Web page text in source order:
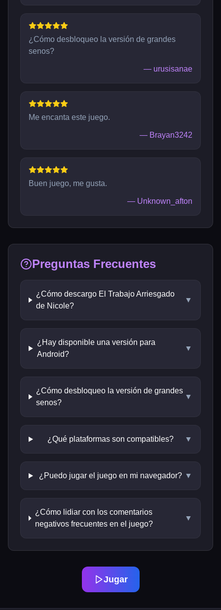
¿Cómo desbloqueo la versión de grandes
senos?
— urusisanae
Me encanta este juego.
— Brayan3242
Buen juego, me gusta.
— Unknown_afton
Preguntas Frecuentes
¿Cómo descargo El Trabajo Arriesgado
de Nicole?
▼
¿Hay disponible una versión para
Android?
▼
¿Cómo desbloqueo la versión de grandes
senos?
▼
¿Qué plataformas son compatibles? ▼
¿Puedo jugar el juego en mi navegador? ▼
¿Cómo lidiar con los comentarios
negativos frecuentes en el juego?
▼
Jugar